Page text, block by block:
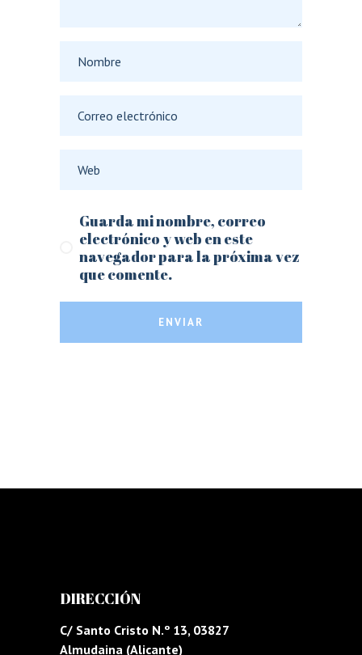
Guarda mi nombre, correo
electrónico y web en este
navegador para la próxima vez
que comente.
ENVIAR
DIRECCIÓN
C/ Santo Cristo N.º 13, 03827
Almudaina (Alicante)